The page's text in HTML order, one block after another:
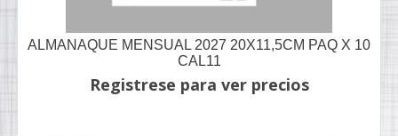
ALMANAQUE MENSUAL 2027 20X11,5CM PAQ X 10
CAL11
Registrese para ver precios